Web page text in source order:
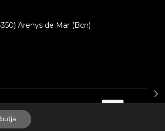
Arenys de Mar (Bcn)